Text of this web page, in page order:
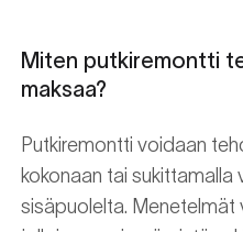
Miten putkiremontti
maksaa?
Putkiremontti voidaan
kokonaan tai sukittamalla
sisäpuolelta.